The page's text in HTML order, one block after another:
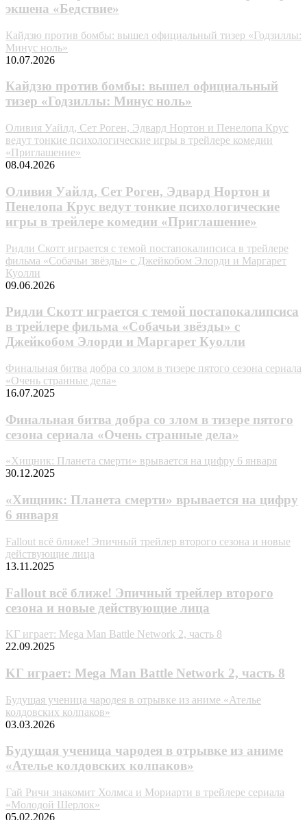
экшена «Бедствие»
Кайдзю против бомбы: вышел официальный тизер «Годзиллы:
Минус ноль»
10.07.2026
Кайдзю против бомбы: вышел официальный
тизер «Годзиллы: Минус ноль»
Оливия Уайлд, Сет Роген, Эдвард Нортон и Пенелопа Крус
ведут тонкие психологические игры в трейлере комедии
«Приглашение»
08.04.2026
Оливия Уайлд, Сет Роген, Эдвард Нортон и
Пенелопа Крус ведут тонкие психологические
игры в трейлере комедии «Приглашение»
Ридли Скотт играется с темой постапокалипсиса в трейлере
фильма «Собачьи звёзды» с Джейкобом Элорди и Маргарет
Куолли
09.06.2026
Ридли Скотт играется с темой постапокалипсиса
в трейлере фильма «Собачьи звёзды» с
Джейкобом Элорди и Маргарет Куолли
Финальная битва добра со злом в тизере пятого сезона сериала
«Очень странные дела»
16.07.2025
Финальная битва добра со злом в тизере пятого
сезона сериала «Очень странные дела»
«Хищник: Планета смерти» врывается на цифру 6 января
30.12.2025
«Хищник: Планета смерти» врывается на цифру
6 января
Fallout всё ближе! Эпичный трейлер второго сезона и новые
действующие лица
13.11.2025
Fallout всё ближе! Эпичный трейлер второго
сезона и новые действующие лица
KГ игpaeт: Mega Man Battle Network 2, часть 8
22.09.2025
KГ игpaeт: Mega Man Battle Network 2, часть 8
Будущая ученица чародея в отрывке из аниме «Ателье
колдовских колпаков»
03.03.2026
Будущая ученица чародея в отрывке из аниме
«Ателье колдовских колпаков»
Гай Ричи знакомит Холмса и Мориарти в трейлере сериала
«Молодой Шерлок»
05.02.2026